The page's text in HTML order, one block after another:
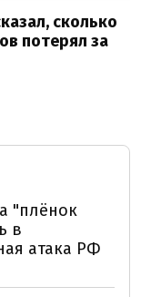
сколько
потерял за
"плёнок
в
атака РФ